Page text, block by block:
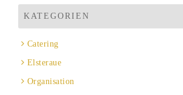
KATEGORIEN
Catering
Elsteraue
Organisation